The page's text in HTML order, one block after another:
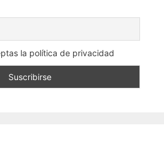
la política de privacidad